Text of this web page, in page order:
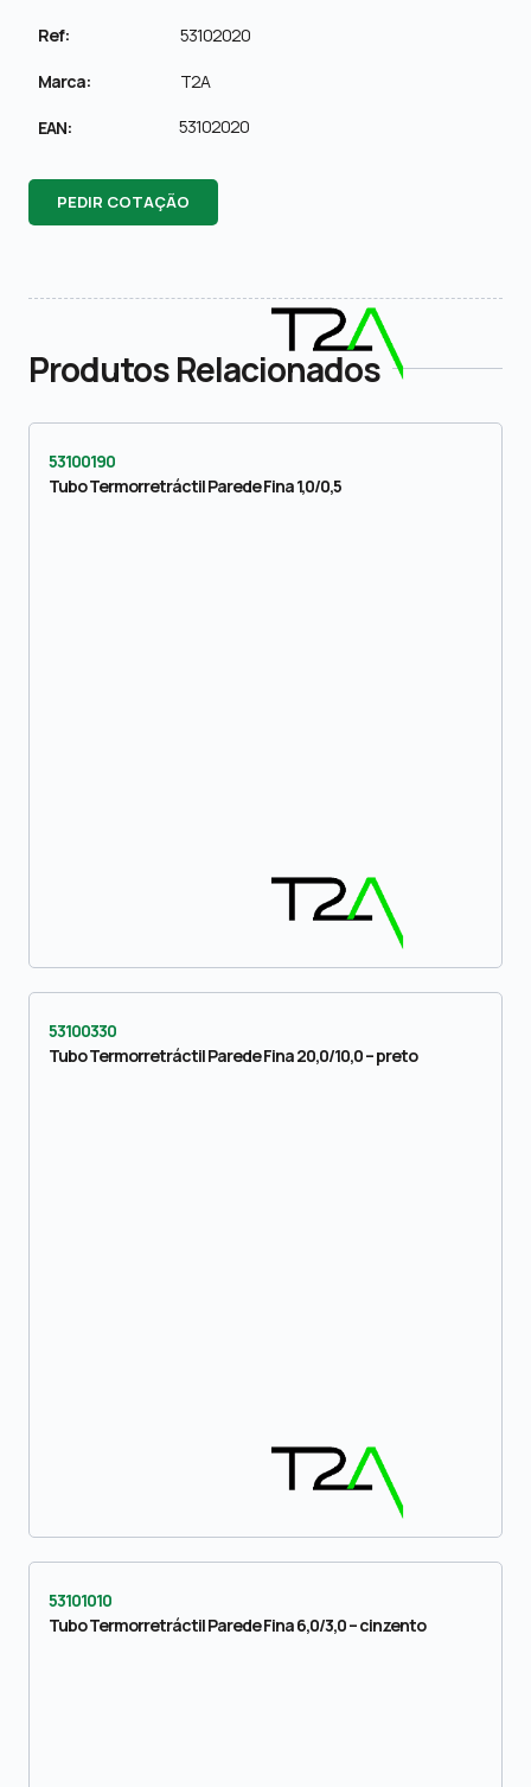
Ref: 53102020
Marca: T2A
EAN: 53102020
PEDIR COTAÇÃO
Produtos Relacionados
53100190
Tubo Termorretráctil Parede Fina 1,0/0,5
53100330
Tubo Termorretráctil Parede Fina 20,0/10,0 – preto
53101010
Tubo Termorretráctil Parede Fina 6,0/3,0 – cinzento